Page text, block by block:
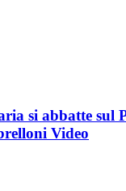
si abbatte sul
Video